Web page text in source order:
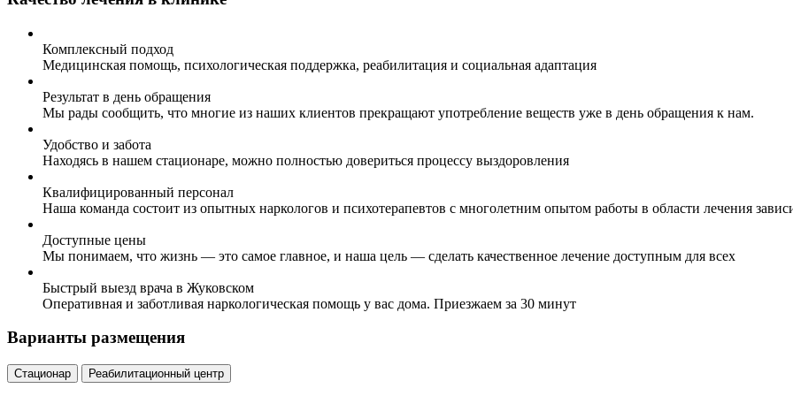
Комплексный подход
Медицинская помощь, психологическая поддержка, реабилитация и социальная адаптация
Результат в день обращения
Мы рады сообщить, что многие из наших клиентов прекращают употребление веществ уже в день обращения к нам.
Удобство и забота
Находясь в нашем стационаре, можно полностью довериться процессу выздоровления
Квалифицированный персонал
Наша команда состоит из опытных наркологов и психотерапевтов с многолетним опытом работы в области лечения
Доступные цены
Мы понимаем, что жизнь — это самое главное, и наша цель — сделать качественное лечение доступным для всех
Быстрый выезд врача в Жуковском
Оперативная и заботливая наркологическая помощь у вас дома. Приезжаем за 30 минут
Варианты размещения
Стационар Реабилитационный центр